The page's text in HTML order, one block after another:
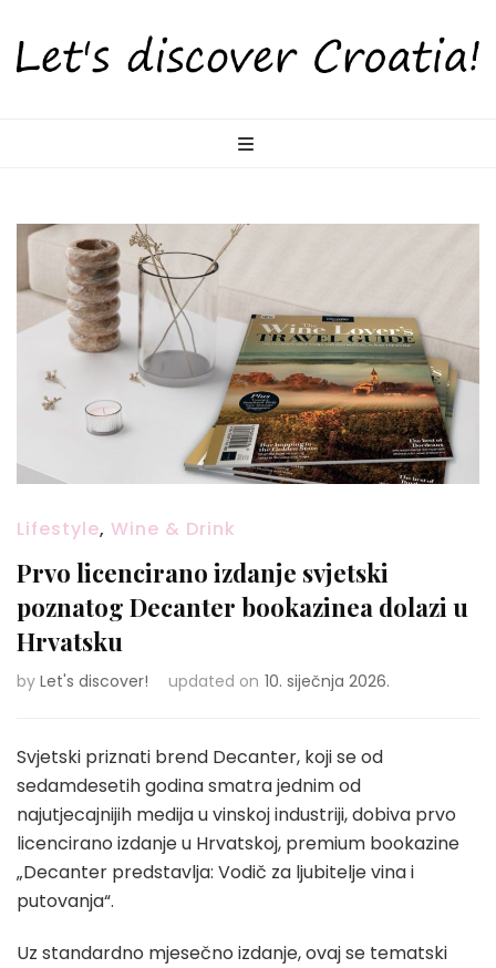
Lifestyle, Wine & Drink
Prvo licencirano izdanje svjetski
poznatog Decanter bookazinea dolazi u
Hrvatsku
by Let's discover! updated on 10. siječnja 2026.
Svjetski priznati brend Decanter, koji se od
sedamdesetih godina smatra jednim od
najutjecajnijih medija u vinskoj industriji, dobiva prvo
licencirano izdanje u Hrvatskoj, premium bookazine
„Decanter predstavlja: Vodič za ljubitelje vina i
putovanja“.
Uz standardno mjesečno izdanje, ovaj se tematski